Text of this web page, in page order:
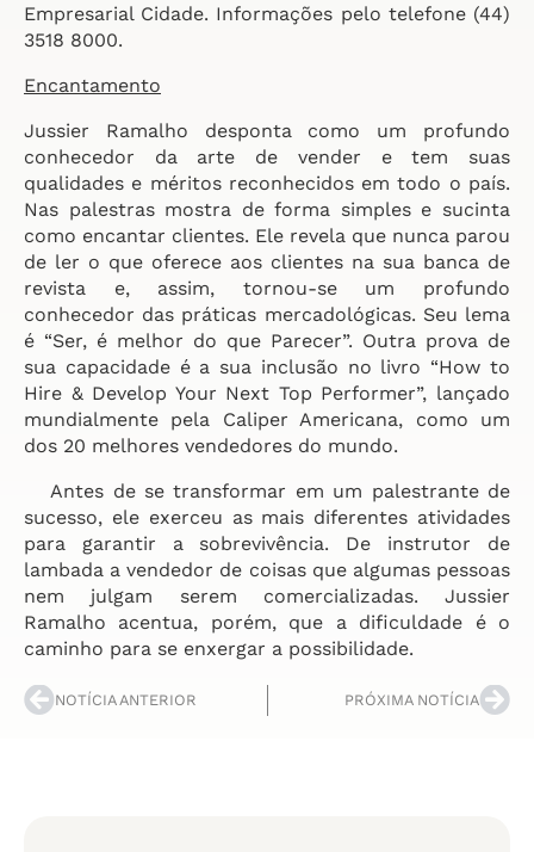
Empresarial Cidade. Informações pelo telefone (44)
3518 8000.
Encantamento
Jussier Ramalho desponta como um profundo
conhecedor da arte de vender e tem suas
qualidades e méritos reconhecidos em todo o país.
Nas palestras mostra de forma simples e sucinta
como encantar clientes. Ele revela que nunca parou
de ler o que oferece aos clientes na sua banca de
revista e, assim, tornou-se um profundo
conhecedor das práticas mercadológicas. Seu lema
é “Ser, é melhor do que Parecer”. Outra prova de
sua capacidade é a sua inclusão no livro “How to
Hire & Develop Your Next Top Performer”, lançado
mundialmente pela Caliper Americana, como um
dos 20 melhores vendedores do mundo.
Antes de se transformar em um palestrante de
sucesso, ele exerceu as mais diferentes atividades
para garantir a sobrevivência. De instrutor de
lambada a vendedor de coisas que algumas pessoas
nem julgam serem comercializadas. Jussier
Ramalho acentua, porém, que a dificuldade é o
caminho para se enxergar a possibilidade.
NOTÍCIA ANTERIOR PRÓXIMA NOTÍCIA